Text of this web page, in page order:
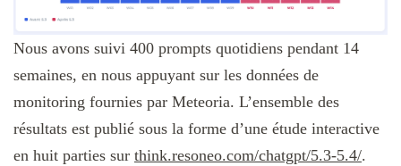
Nous avons suivi 400 prompts quotidiens pendant 14
semaines, en nous appuyant sur les données de
monitoring fournies par Meteoria. L’ensemble des
résultats est publié sous la forme d’une étude interactive
en huit parties sur think.resoneo.com/chatgpt/5.3-5.4/.